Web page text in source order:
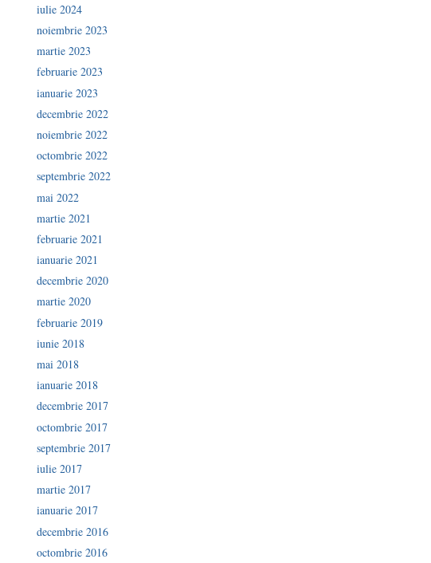
iulie 2024
noiembrie 2023
martie 2023
februarie 2023
ianuarie 2023
decembrie 2022
noiembrie 2022
octombrie 2022
septembrie 2022
mai 2022
martie 2021
februarie 2021
ianuarie 2021
decembrie 2020
martie 2020
februarie 2019
iunie 2018
mai 2018
ianuarie 2018
decembrie 2017
octombrie 2017
septembrie 2017
iulie 2017
martie 2017
ianuarie 2017
decembrie 2016
octombrie 2016